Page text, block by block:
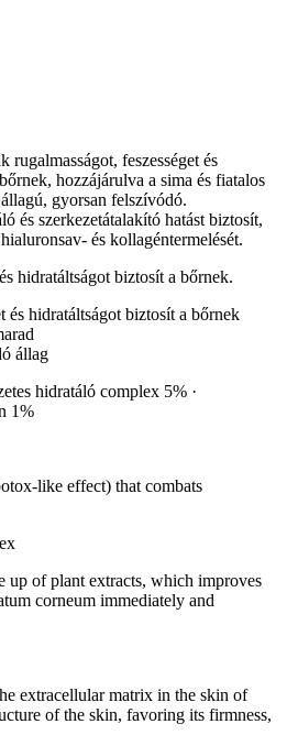
feszességet és
hozzájárulva a sima és fiatalos
gyorsan felszívódó.
és szerkezetátalakító hatást biztosít,
és kollagéntermelését.
hidratáltságot biztosít a bőrnek.
és hidratáltságot biztosít a bőrnek
állag
hidratáló complex 5% ·
1%
like effect) that combats
up of plant extracts, which improves
corneum immediately and
extracellular matrix in the skin of
of the skin, favoring its firmness,